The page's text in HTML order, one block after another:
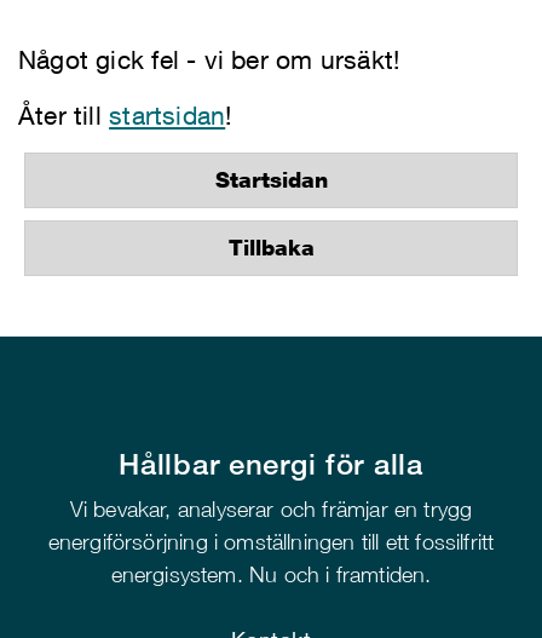
Något gick fel - vi ber om ursäkt!
Åter tillstartsidan!
Startsidan
Tillbaka
Hållbar energi för alla
Vi bevakar, analyserar och främjar en trygg
energiförsörjning i omställningen till ett fossilfritt
energisystem. Nu och i framtiden.